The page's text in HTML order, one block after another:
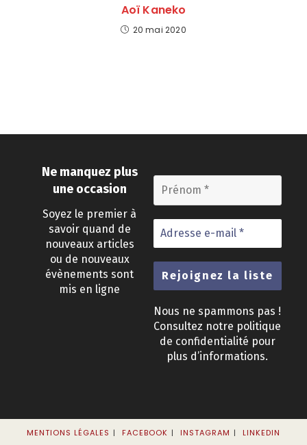
Aoï Kaneko
20 mai 2020
Ne manquez plus
une occasion
Soyez le premier à
savoir quand de
nouveaux articles
ou de nouveaux
évènements sont
mis en ligne
Nous ne spammons pas !
Consultez notre politique
de confidentialité pour
plus d’informations.
MENTIONS LÉGALES FACEBOOK INSTAGRAM LINKEDIN